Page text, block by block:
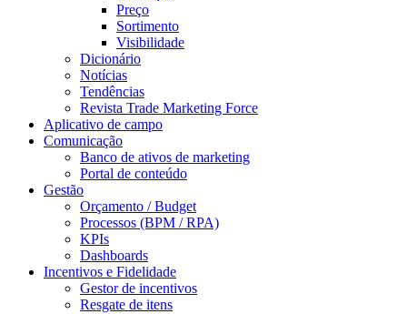
Preço
Sortimento
Visibilidade
Dicionário
Notícias
Tendências
Revista Trade Marketing Force
Aplicativo de campo
Comunicação
Banco de ativos de marketing
Portal de conteúdo
Gestão
Orçamento / Budget
Processos (BPM / RPA)
KPIs
Dashboards
Incentivos e Fidelidade
Gestor de incentivos
Resgate de itens